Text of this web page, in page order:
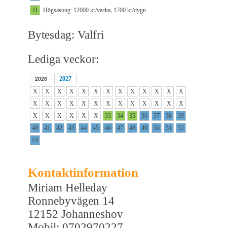
H
Högsäsong: 12000 kr/vecka, 1700 kr/dygn
Bytesdag: Valfri
Lediga veckor:
2026
2027
X
X X X X X X X X X X X
X
X
X X X X X X X X X X X
X
X
X X X X X 33 34 35 36 37 38
39
40
41 42 43 44 45 46 47 48 49 50 51
52
53
Kontaktinformation
Miriam Helleday
Ronnebyvägen 14
12152 Johanneshov